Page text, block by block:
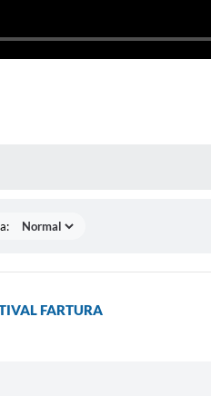
FARTURA